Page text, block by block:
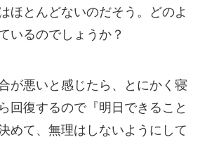
ほとんどないのだそう。どのよ
いるのでしょうか？
が悪いと感じたら、とにかく寝
回復するので『明日できること
めて、無理はしないようにして